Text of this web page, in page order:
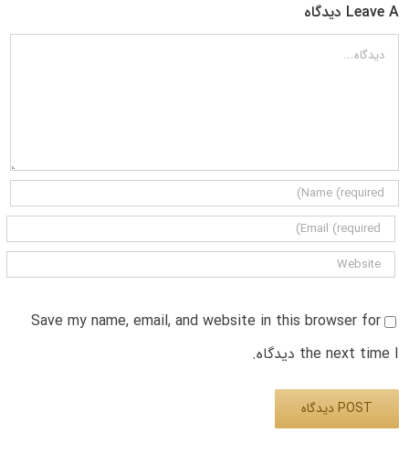
Leave A دیدگاه
دیدگاه
Save my name, email, and website in this browser for
the next time I دیدگاه.